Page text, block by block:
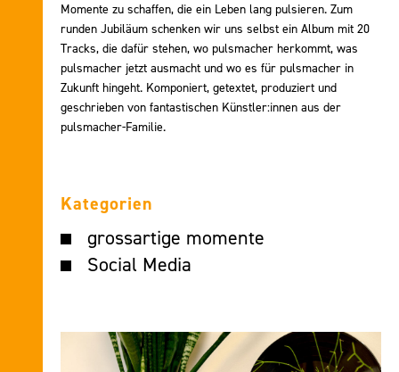
Momente zu schaffen, die ein Leben lang pulsieren. Zum
runden Jubiläum schenken wir uns selbst ein Album mit 20
Tracks, die dafür stehen, wo pulsmacher herkommt, was
pulsmacher jetzt ausmacht und wo es für pulsmacher in
Zukunft hingeht. Komponiert, getextet, produziert und
geschrieben von fantastischen Künstler:innen aus der
pulsmacher-Familie.
Kategorien
grossartige momente
Social Media